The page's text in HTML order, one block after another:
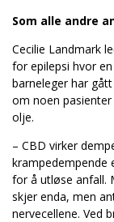
Som alle andre
Cecilie Landmark
for epilepsi hvor
barneleger har
om noen pasienter
olje.
– CBD virker
krampedempende
for å utløse anfall.
skjer enda, men
nervecellene. Ved